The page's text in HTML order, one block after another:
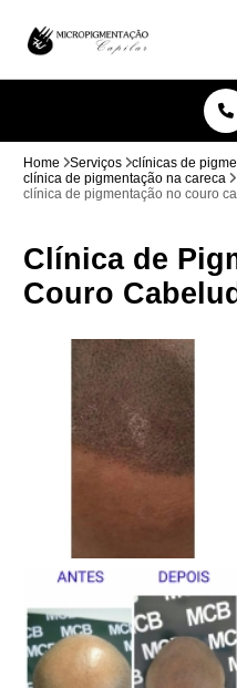
Home Serviços
clínicas de
clínica de pigmentação na careca
clínica de pigmentação no couro
Clínica de
Couro